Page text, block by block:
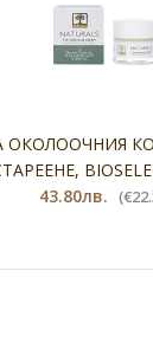
ОКОЛООЧНИЯ
43.80лв.